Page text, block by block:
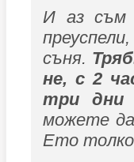
И аз съм
съня.
не, с 2
три дни
можете
Ето